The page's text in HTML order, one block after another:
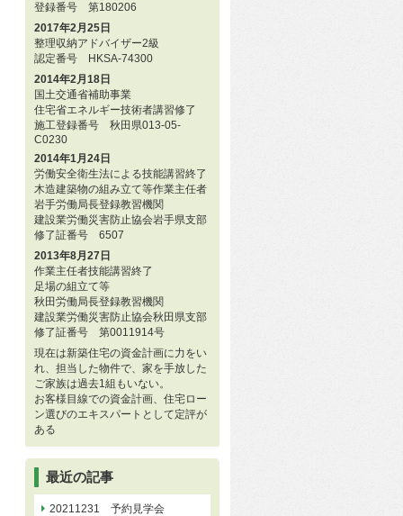
登録番号 第180206
2017年2月25日
整理収納アドバイザー2級
認定番号 HKSA-74300
2014年2月18日
国土交通省補助事業
住宅省エネルギー技術者講習修了
施工登録番号 秋田県013-05-
C0230
2014年1月24日
労働安全衛生法による技能講習終了
木造建築物の組み立て等作業主任者
岩手労働局長登録教習機関
建設業労働災害防止協会岩手県支部
修了証番号 6507
2013年8月27日
作業主任者技能講習終了
足場の組立て等
秋田労働局長登録教習機関
建設業労働災害防止協会秋田県支部
修了証番号 第0011914号
現在は新築住宅の資金計画に力をい
れ、担当した物件で、家を手放した
ご家族は過去1組もいない。
お客様目線での資金計画、住宅ロー
ン選びのエキスパートとして定評が
ある
最近の記事
20211231 予約見学会